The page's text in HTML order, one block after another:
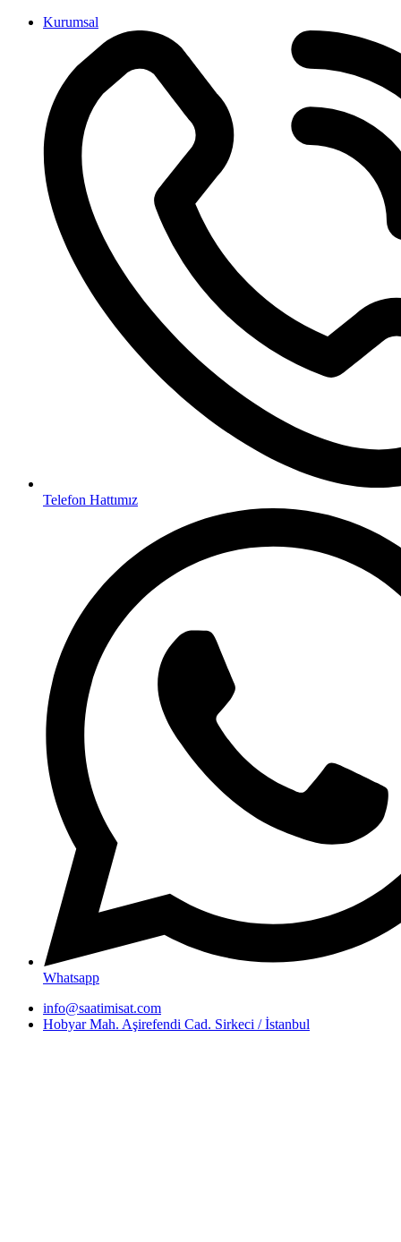
İçeriğeKurumsal
Telefon Hattımız
Whatsapp
info@saatimisat.com
Hobyar Mah. Aşirefendi Cad. Sirkeci / İstanbul